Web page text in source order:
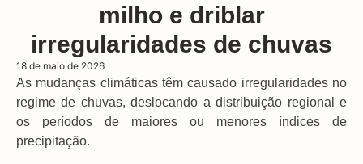
milho e driblar
irregularidades de chuvas
18 de maio de 2026
As mudanças climáticas têm causado irregularidades no
regime de chuvas, deslocando a distribuição regional e
os períodos de maiores ou menores índices de
precipitação.